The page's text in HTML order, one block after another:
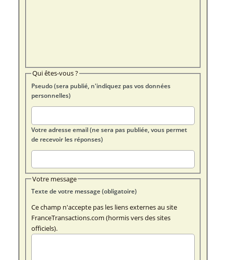
Qui êtes-vous ?
Pseudo (sera publié, n'indiquez pas vos données
personnelles)
Votre adresse email (ne sera pas publiée, vous permet
de recevoir les réponses)
Votre message
Texte de votre message (obligatoire)
Ce champ n'accepte pas les liens externes au site
FranceTransactions.com (hormis vers des sites
officiels).